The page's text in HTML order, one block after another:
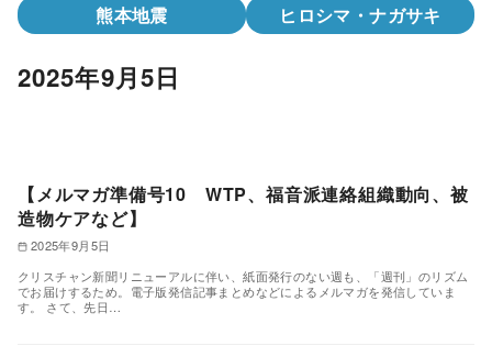
熊本地震
ヒロシマ・ナガサキ
2025年9月5日
【メルマガ準備号10 WTP、福音派連絡組織動向、被
造物ケアなど】
2025年9月5日
クリスチャン新聞リニューアルに伴い、紙面発行のない週も、「週刊」のリズム
でお届けするため。電子版発信記事まとめなどによるメルマガを発信していま
す。 さて、先日…